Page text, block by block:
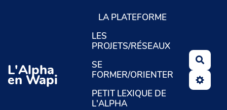
Aller au contenu principal
L'Alpha
en Wapi
LA PLATEFORME
LES
PROJETS/RÉSEAUX
SE
FORMER/ORIENTER
PETIT LEXIQUE DE
L'ALPHA